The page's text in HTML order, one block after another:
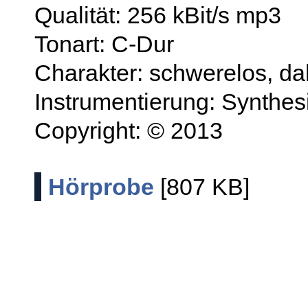
Qualität: 256 kBit/s mp3
Tonart: C-Dur
Charakter: schwerelos,
Instrumentierung:
Copyright: © 2013
Hörprobe [807 KB]